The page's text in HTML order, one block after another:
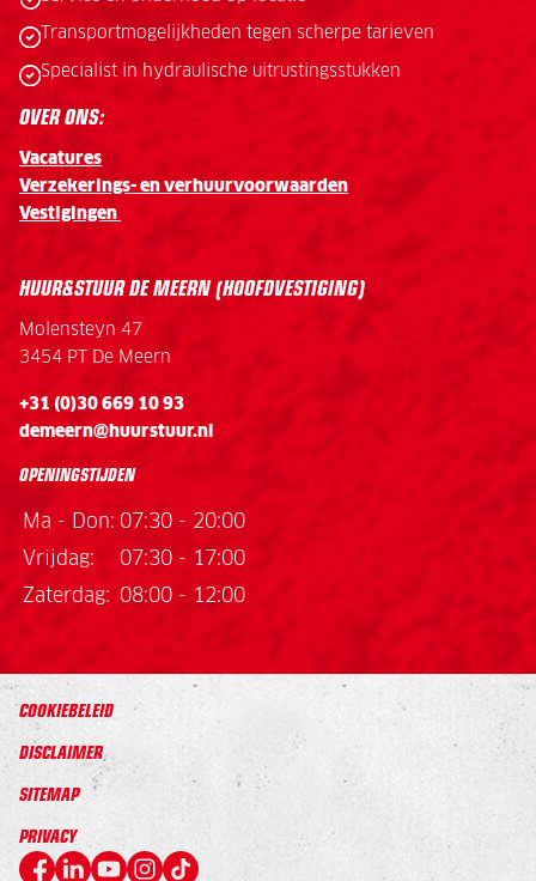
Transportmogelijkheden tegen scherpe tarieven
Specialist in hydraulische uitrustingsstukken
OVER ONS:
Vacatures
Verzekerings- en verhuurvoorwaarden
Vestigingen
HUUR&STUUR DE MEERN (HOOFDVESTIGING)
Molensteyn 47
3454 PT De Meern
+31 (0)30 669 10 93
demeern@huurstuur.nl
OPENINGSTIJDEN
Ma - Don: 07:30 - 20:00
Vrijdag:
07:30 - 17:00
Zaterdag:
08:00 - 12:00
COOKIEBELEID
DISCLAIMER
SITEMAP
PRIVACY